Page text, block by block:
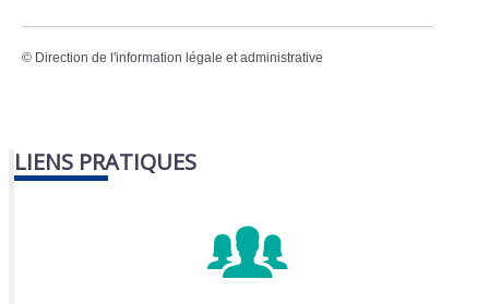
© Direction de l'information légale et administrative
LIENS PRATIQUES